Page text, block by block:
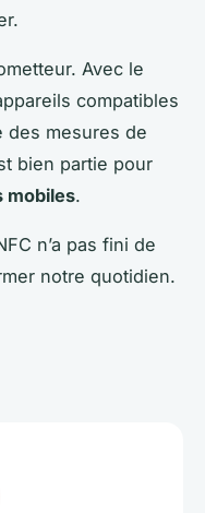
Avec le
compatibles
des mesures de
bien partie pour
mobiles.
n’a pas fini de
notre quotidien.